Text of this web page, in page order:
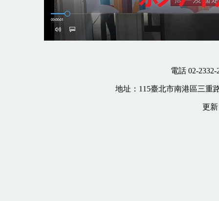
電話 02-
地址： 115臺北市南港區三重
更新